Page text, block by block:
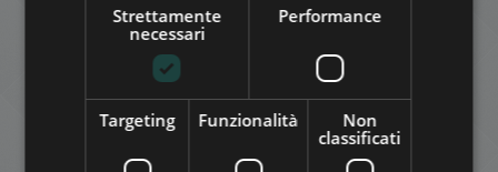
ARABIC
Strettamente
necessari
Performance
Targeting Funzionalità
Non
classificati